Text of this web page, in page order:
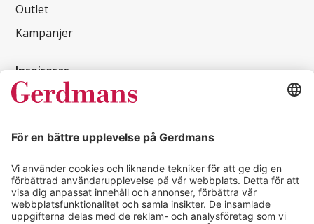
Outlet
Kampanjer
Inspireras
Kundcase
Läsvärt
Kontakt
info@gerdmans.se